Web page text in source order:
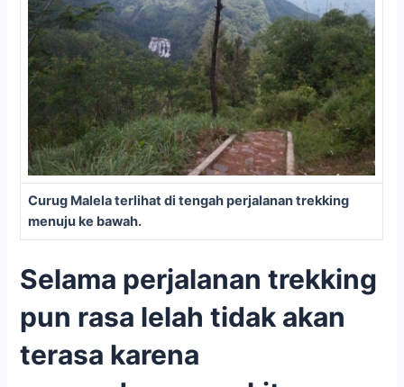
Curug Malela terlihat di tengah perjalanan trekking
menuju ke bawah.
Selama perjalanan trekking
pun rasa lelah tidak akan
terasa karena